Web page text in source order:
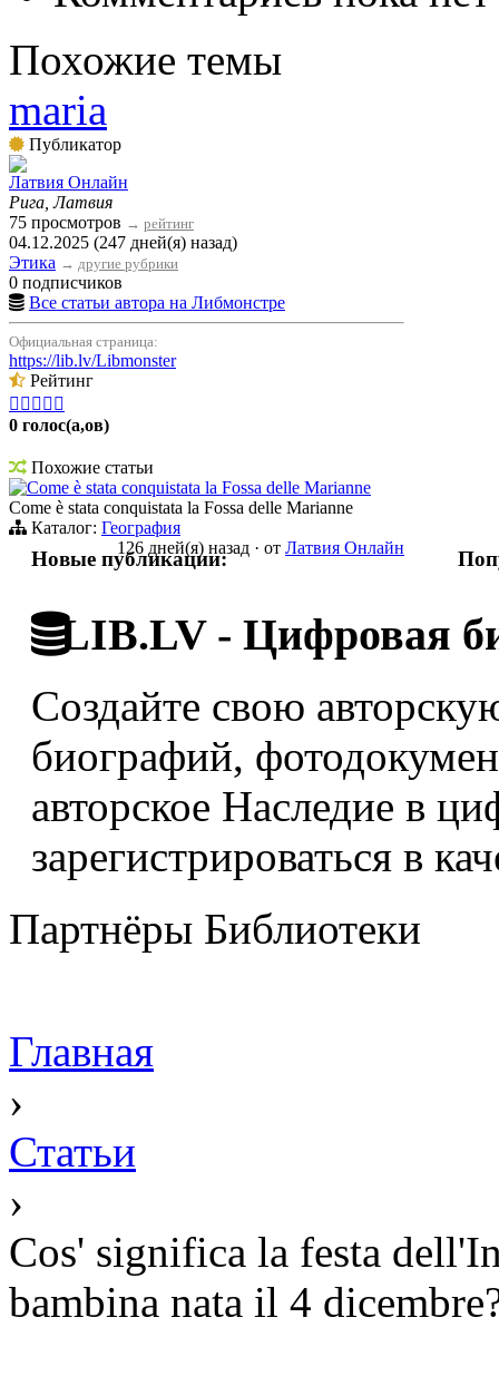
Похожие темы
maria
Публикатор
Латвия Онлайн
Рига, Латвия
75 просмотров → рейтинг
04.12.2025 (247 дней(я) назад)
Этика → другие рубрики
0 подписчиков
Все статьи автора на Либмонстре
Официальная страница:
https://lib.lv/Libmonster
Рейтинг
    
0 голос(а,ов)
Похожие статьи
Come è stata conquistata la Fossa delle Marianne
Come è stata conquistata la Fossa delle Marianne
Каталог: География
126 дней(я) назад · от Латвия Онлайн
Новые публикации:
LIB.LV - Цифровая
Создайте свою
биографий,
авторское Наследие в
зарегистрироваться в
Партнёры Библиотеки
Главная
›
Статьи
›
Cos' significa la festa
bambina nata il 4